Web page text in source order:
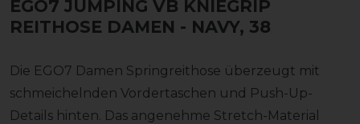
EGO7 JUMPING VB KNIEGRIP
REITHOSE DAMEN - NAVY, 38
Die EGO7 Damen Springreithose überzeugt mit
schmeichelnden Vordertaschen und Push-Up-
Details hinten. Das angenehme Stretch-Material